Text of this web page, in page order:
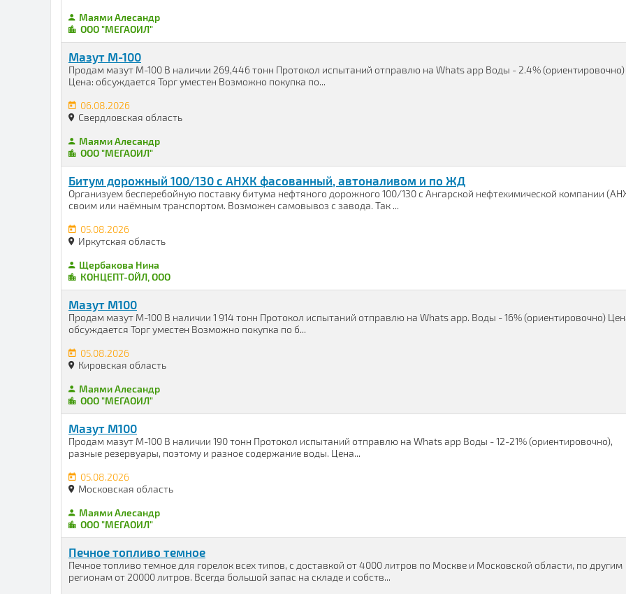
Маями Алесандр
ООО "МЕГАОИЛ"
Мазут М-100
Продам мазут М-100 В наличии 269,446 тонн Протокол испытаний отправлю на Whats app Воды - 2.4% (ориентировочно)
Цена: обсуждается Торг уместен Возможно покупка по...
06.08.2026
Свердловская область
Маями Алесандр
ООО "МЕГАОИЛ"
Битум дорожный 100/130 с АНХК фасованный, автоналивом и по ЖД
Организуем бесперебойную поставку битума нефтяного дорожного 100/130 с Ангарской нефтехимической компании
своим или наёмным транспортом. Возможен самовывоз с завода. Так ...
05.08.2026
Иркутская область
Щербакова Нина
КОНЦЕПТ-ОЙЛ, ООО
Мазут М100
Продам мазут М-100 В наличии 1 914 тонн Протокол испытаний отправлю на Whats app. Воды - 16% (ориентировочно)
обсуждается Торг уместен Возможно покупка по б...
05.08.2026
Кировская область
Маями Алесандр
ООО "МЕГАОИЛ"
Мазут М100
Продам мазут М-100 В наличии 190 тонн Протокол испытаний отправлю на Whats app Воды - 12-21% (ориентировочно),
разные резервуары, поэтому и разное содержание воды. Цена...
05.08.2026
Московская область
Маями Алесандр
ООО "МЕГАОИЛ"
Печное топливо темное
Печное топливо темное для горелок всех типов, с доставкой от 4000 литров по Москве и Московской области, по другим
регионам от 20000 литров. Всегда большой запас на складе и собств...